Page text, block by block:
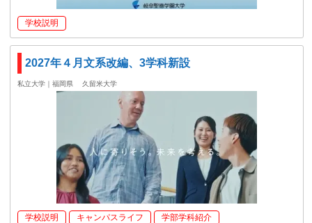
学校説明
2027年４月文系改編、3学科新設
私立大学｜福岡県 久留米大学
学校説明 キャンパスライフ 学部学科紹介